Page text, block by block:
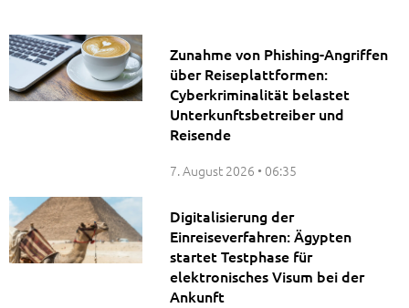
Zunahme von Phishing-Angriffen
über Reiseplattformen:
Cyberkriminalität belastet
Unterkunftsbetreiber und
Reisende
7. August 2026 06:35
Digitalisierung der
Einreiseverfahren: Ägypten
startet Testphase für
elektronisches Visum bei der
Ankunft